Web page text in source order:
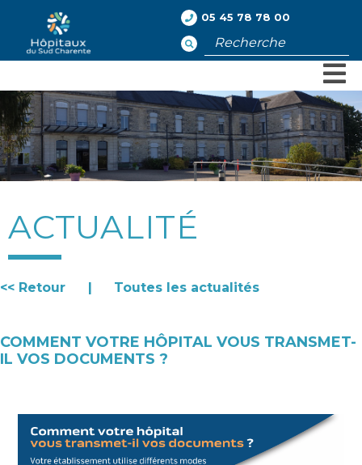
05 45 78 78 00
Rechercher
ACTUALITÉ
<< Retour | Toutes les actualités
COMMENT VOTRE HÔPITAL VOUS TRANSMET-
IL VOS DOCUMENTS ?